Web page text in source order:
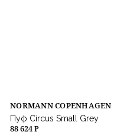
NORMANN COPENHAGEN
Пуф Circus Small Grey
88 624 ₽